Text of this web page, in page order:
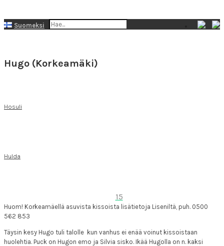
Suomeksi
Hugo (Korkeamäki)
Hosuli
Hulda
15
Huom! Korkeamäellä asuvista kissoista lisätietoja Liseniltä, puh. 0500
562 853
Täysin kesy Hugo tuli talolle kun vanhus ei enää voinut kissoistaan
huolehtia. Puck on Hugon emo ja Silvia sisko. Ikää Hugolla on n. kaksi